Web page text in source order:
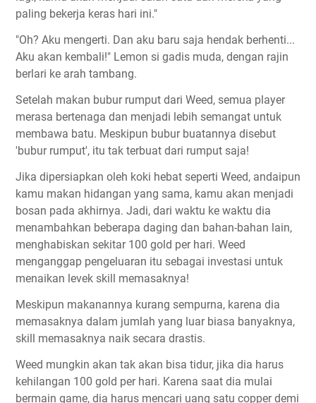
paling bekerja keras hari ini."
"Oh? Aku mengerti. Dan aku baru saja hendak berhenti...
Aku akan kembali!" Lemon si gadis muda, dengan rajin
berlari ke arah tambang.
Setelah makan bubur rumput dari Weed, semua player
merasa bertenaga dan menjadi lebih semangat untuk
membawa batu. Meskipun bubur buatannya disebut
'bubur rumput', itu tak terbuat dari rumput saja!
Jika dipersiapkan oleh koki hebat seperti Weed, andaipun
kamu makan hidangan yang sama, kamu akan menjadi
bosan pada akhirnya. Jadi, dari waktu ke waktu dia
menambahkan beberapa daging dan bahan-bahan lain,
menghabiskan sekitar 100 gold per hari. Weed
menganggap pengeluaran itu sebagai investasi untuk
menaikan levek skill memasaknya!
Meskipun makanannya kurang sempurna, karena dia
memasaknya dalam jumlah yang luar biasa banyaknya,
skill memasaknya naik secara drastis.
Weed mungkin akan tak akan bisa tidur, jika dia harus
kehilangan 100 gold per hari. Karena saat dia mulai
bermain game, dia harus mencari uang satu copper demi